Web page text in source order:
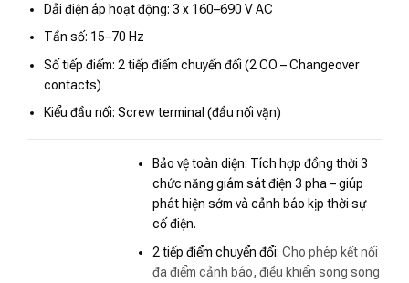
Dải điện áp hoạt động: 3 x 160–690 V AC
Tần số: 15–70 Hz
Số tiếp điểm: 2 tiếp điểm chuyển đổi (2 CO – Changeover
contacts)
Kiểu đầu nối: Screw terminal (đầu nối vặn)
Bảo vệ toàn diện: Tích hợp đồng thời 3
chức năng giám sát điện 3 pha – giúp
phát hiện sớm và cảnh báo kịp thời sự
cố điện.
2 tiếp điểm chuyển đổi: Cho phép kết nối
đa điểm cảnh báo, điều khiển song song